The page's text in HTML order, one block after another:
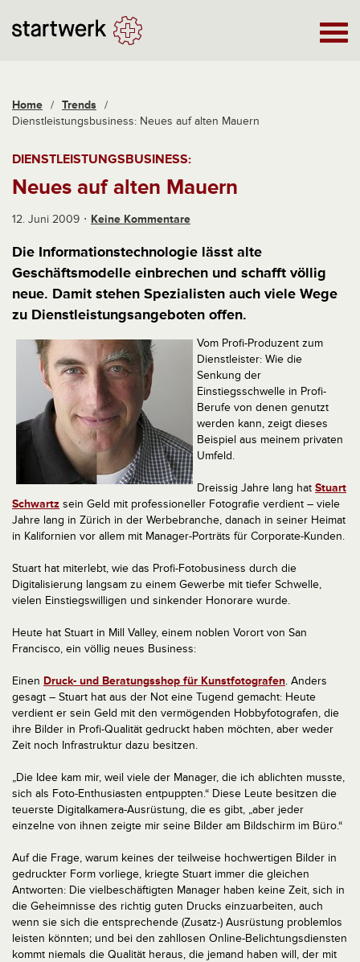
Home / Trends /
Dienstleistungsbusiness: Neues auf alten Mauern
DIENSTLEISTUNGSBUSINESS:
Neues auf alten Mauern
12. Juni 2009 Keine Kommentare
Die Informationstechnologie lässt alte
Geschäftsmodelle einbrechen und schafft völlig
neue. Damit stehen Spezialisten auch viele Wege
zu Dienstleistungsangeboten offen.
Vom Profi-Produzent zum
Dienstleister: Wie die
Senkung der
Einstiegsschwelle in Profi-
Berufe von denen genutzt
werden kann, zeigt dieses
Beispiel aus meinem privaten
Umfeld.
Dreissig Jahre lang hat Stuart
Schwartz sein Geld mit professioneller Fotografie verdient – viele
Jahre lang in Zürich in der Werbebranche, danach in seiner Heimat
in Kalifornien vor allem mit Manager-Porträts für Corporate-Kunden.
Stuart hat miterlebt, wie das Profi-Fotobusiness durch die
Digitalisierung langsam zu einem Gewerbe mit tiefer Schwelle,
vielen Einstiegswilligen und sinkender Honorare wurde.
Heute hat Stuart in Mill Valley, einem noblen Vorort von San
Francisco, ein völlig neues Business:
Einen Druck- und Beratungsshop für Kunstfotografen. Anders
gesagt – Stuart hat aus der Not eine Tugend gemacht: Heute
verdient er sein Geld mit den vermögenden Hobbyfotografen, die
ihre Bilder in Profi-Qualität gedruckt haben möchten, aber weder
Zeit noch Infrastruktur dazu besitzen.
„Die Idee kam mir, weil viele der Manager, die ich ablichten musste,
sich als Foto-Enthusiasten entpuppten.“ Diese Leute besitzen die
teuerste Digitalkamera-Ausrüstung, die es gibt, „aber jeder
einzelne von ihnen zeigte mir seine Bilder am Bildschirm im Büro.“
Auf die Frage, warum keines der teilweise hochwertigen Bilder in
gedruckter Form vorliege, kriegte Stuart immer die gleichen
Antworten: Die vielbeschäftigten Manager haben keine Zeit, sich in
die Geheimnisse des richtig guten Drucks einzuarbeiten, auch
wenn sie sich die entsprechende (Zusatz-) Ausrüstung problemlos
leisten könnten; und bei den zahllosen Online-Belichtungsdiensten
kommt niemals die Qualität heraus, die jemand haben will, der mit